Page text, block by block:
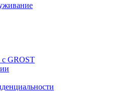
с GROST